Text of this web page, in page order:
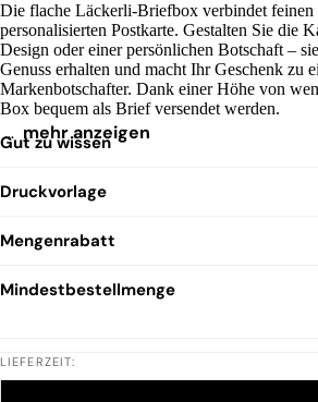
Die flache Läckerli-Briefbox verbindet feinen
personalisierten Postkarte. Gestalten Sie die
Design oder einer persönlichen Botschaft –
Genuss erhalten und macht Ihr Geschenk zu
Markenbotschafter. Dank einer Höhe von
Box bequem als Brief versendet werden.
… mehr anzeigen
Gut zu wissen
Druckvorlage
Mengenrabatt
Mindestbestellmenge
LIEFERZEIT: